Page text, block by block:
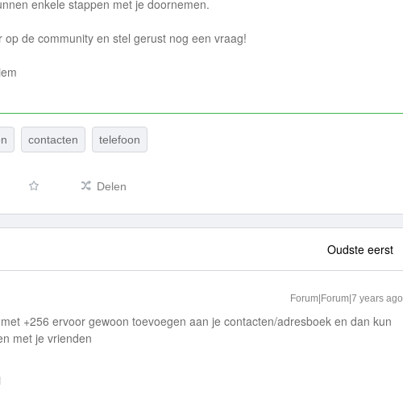
enkele stappen met je doornemen.
op de community en stel gerust nog een vraag!
contacten telefoon
Delen
Oudste eerst
Forum|Forum|7 years ago
+256 ervoor gewoon toevoegen aan je contacten/adresboek en dan kun
met je vrienden